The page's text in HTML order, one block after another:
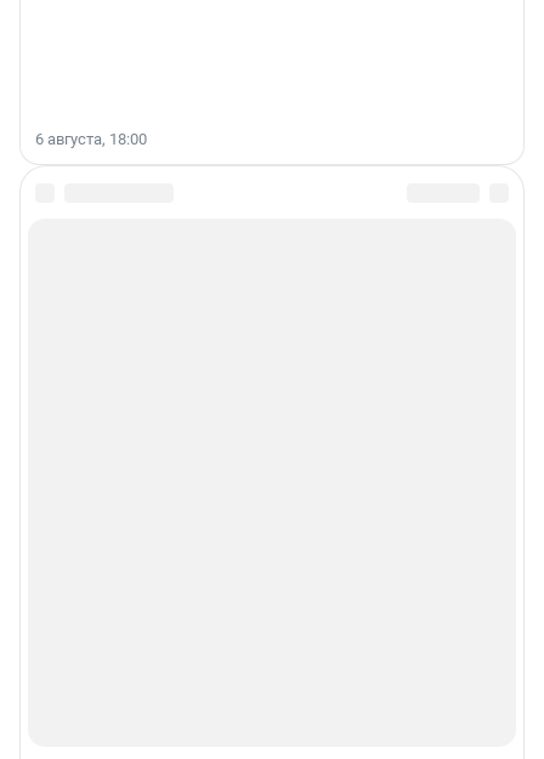
6 августа, 18:00